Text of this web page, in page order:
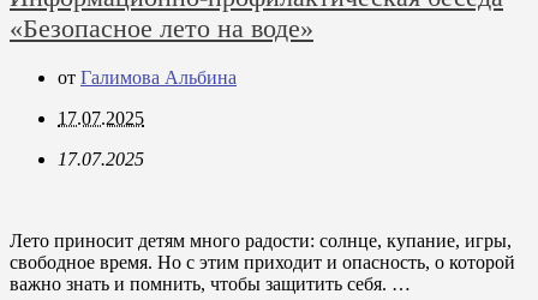
«Безопасное лето на воде»
от Галимова Альбина
17.07.2025
17.07.2025
Лето приносит детям много радости: солнце, купание, игры,
свободное время. Но с этим приходит и опасность, о которой
важно знать и помнить, чтобы защитить себя. …